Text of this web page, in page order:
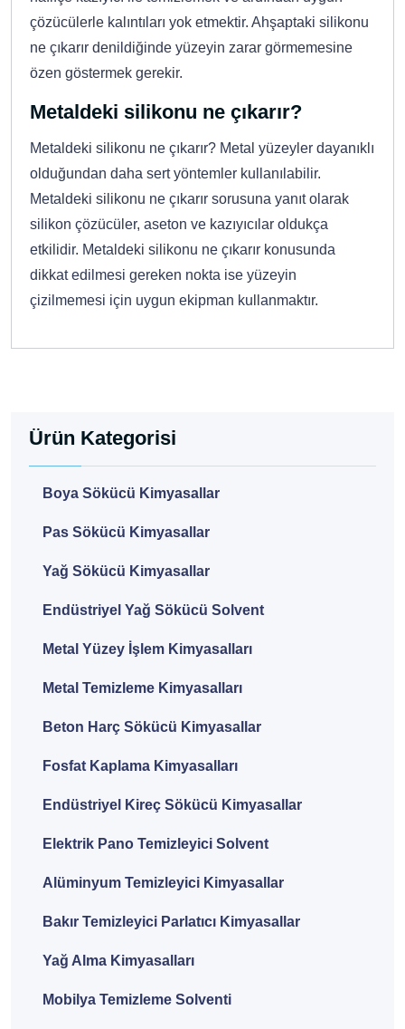
çözücülerle kalıntıları yok etmektir. Ahşaptaki silikonu
ne çıkarır denildiğinde yüzeyin zarar görmemesine
özen göstermek gerekir.
Metaldeki silikonu ne çıkarır?
Metaldeki silikonu ne çıkarır? Metal yüzeyler dayanıklı
olduğundan daha sert yöntemler kullanılabilir.
Metaldeki silikonu ne çıkarır sorusuna yanıt olarak
silikon çözücüler, aseton ve kazıyıcılar oldukça
etkilidir. Metaldeki silikonu ne çıkarır konusunda
dikkat edilmesi gereken nokta ise yüzeyin
çizilmemesi için uygun ekipman kullanmaktır.
Ürün Kategorisi
Boya Sökücü Kimyasallar
Pas Sökücü Kimyasallar
Yağ Sökücü Kimyasallar
Endüstriyel Yağ Sökücü Solvent
Metal Yüzey İşlem Kimyasalları
Metal Temizleme Kimyasalları
Beton Harç Sökücü Kimyasallar
Fosfat Kaplama Kimyasalları
Endüstriyel Kireç Sökücü Kimyasallar
Elektrik Pano Temizleyici Solvent
Alüminyum Temizleyici Kimyasallar
Bakır Temizleyici Parlatıcı Kimyasallar
Yağ Alma Kimyasalları
Mobilya Temizleme Solventi